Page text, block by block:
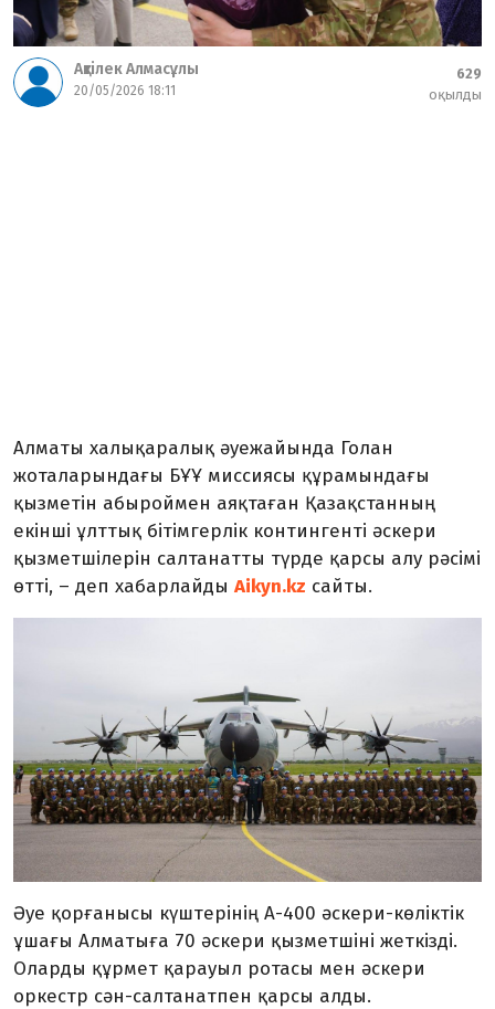
Ақтілек Алмасұлы
20/05/2026 18:11
629
оқылды
Алматы халықаралық әуежайында Голан
жоталарындағы БҰҰ миссиясы құрамындағы
қызметін абыроймен аяқтаған Қазақстанның
екінші ұлттық бітімгерлік контингенті әскери
қызметшілерін салтанатты түрде қарсы алу рәсімі
өтті, – деп хабарлайды Aikyn.kz сайты.
Әуе қорғанысы күштерінің А-400 әскери-көліктік
ұшағы Алматыға 70 әскери қызметшіні жеткізді.
Оларды құрмет қарауыл ротасы мен әскери
оркестр сән-салтанатпен қарсы алды.